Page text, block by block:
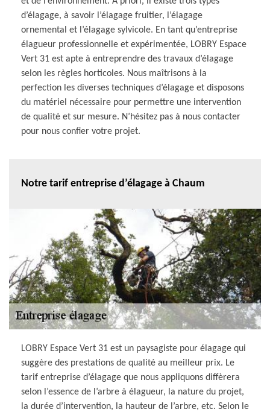
d’élagage, à savoir l’élagage fruitier, l’élagage
ornemental et l’élagage sylvicole. En tant qu’entreprise
élagueur professionnelle et expérimentée, LOBRY Espace
Vert 31 est apte à entreprendre des travaux d’élagage
selon les règles horticoles. Nous maîtrisons à la
perfection les diverses techniques d’élagage et disposons
du matériel nécessaire pour permettre une intervention
de qualité et sur mesure. N’hésitez pas à nous contacter
pour nous confier votre projet.
Notre tarif entreprise d’élagage à Chaum
LOBRY Espace Vert 31 est un paysagiste pour élagage qui
suggère des prestations de qualité au meilleur prix. Le
tarif entreprise d’élagage que nous appliquons diffèrera
selon l’essence de l’arbre à élagueur, la nature du projet,
la durée d’intervention, la hauteur de l’arbre, etc. Selon le